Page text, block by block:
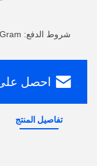
شروط الدفع: L/C، D/A، D/P، T/T، Western Union، MoneyGram
احصل
تفاصيل المنتج